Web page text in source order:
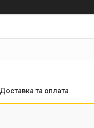
Доставка та оплата